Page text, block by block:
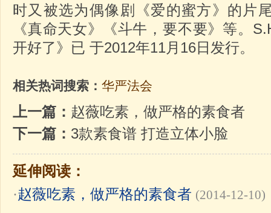
时又被选为偶像剧《爱的蜜方》的片
《真命天女》《斗牛，要不要》等。
开好了》已 于2012年11月16日发行。
相关热词搜索： 华严法会
上一篇： 赵薇吃素，做严格的素食者
下一篇： 3款素食谱 打造立体小脸
延伸阅读：
·赵薇吃素，做严格的素食者 (2014-12-10)